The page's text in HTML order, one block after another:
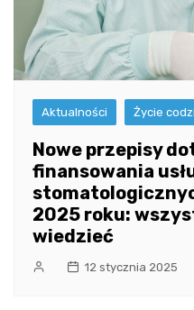
Aktualności Życie
Nowe przepisy
finansowania
2025 roku:
wiedzieć
12 stycznia 2025